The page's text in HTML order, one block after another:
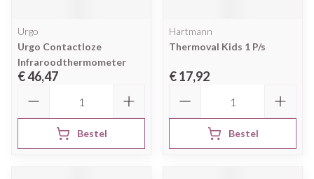
Urgo
Urgo Contactloze
Infraroodthermometer
€ 46,47
Bestel
Hartmann
Thermoval Kids 1 P/s
€ 17,92
Bestel